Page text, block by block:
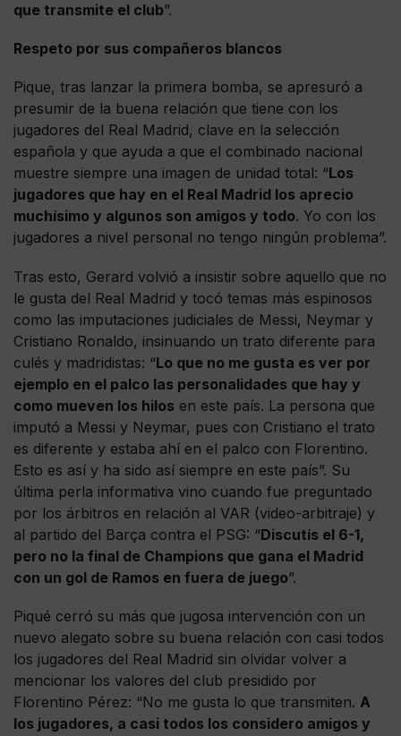
que transmite el club”.
Respeto por sus compañeros blancos
Pique, tras lanzar la primera bomba, se apresuró a
presumir de la buena relación que tiene con los
jugadores del Real Madrid, clave en la selección
española y que ayuda a que el combinado nacional
muestre siempre una imagen de unidad total: “Los
jugadores que hay en el Real Madrid los aprecio
muchísimo y algunos son amigos y todo. Yo con los
jugadores a nivel personal no tengo ningún problema”.
Tras esto, Gerard volvió a insistir sobre aquello que no
le gusta del Real Madrid y tocó temas más espinosos
como las imputaciones judiciales de Messi, Neymar y
Cristiano Ronaldo, insinuando un trato diferente para
culés y madridistas: “Lo que no me gusta es ver por
ejemplo en el palco las personalidades que hay y
como mueven los hilos en este país. La persona que
imputó a Messi y Neymar, pues con Cristiano el trato
es diferente y estaba ahí en el palco con Florentino.
Esto es así y ha sido así siempre en este país”. Su
última perla informativa vino cuando fue preguntado
por los árbitros en relación al VAR (video-arbitraje) y
al partido del Barça contra el PSG: “Discutís el 6-1,
pero no la final de Champions que gana el Madrid
con un gol de Ramos en fuera de juego”.
Piqué cerró su más que jugosa intervención con un
nuevo alegato sobre su buena relación con casi todos
los jugadores del Real Madrid sin olvidar volver a
mencionar los valores del club presidido por
Florentino Pérez: “No me gusta lo que transmiten. A
los jugadores, a casi todos los considero amigos y